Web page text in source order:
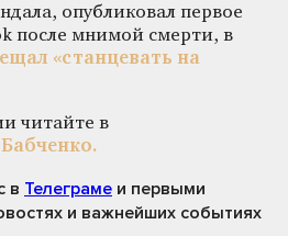
опубликовал первое
после мнимой смерти, в
«станцевать на
читайте в
в Телеграме и первыми
и важнейших событиях